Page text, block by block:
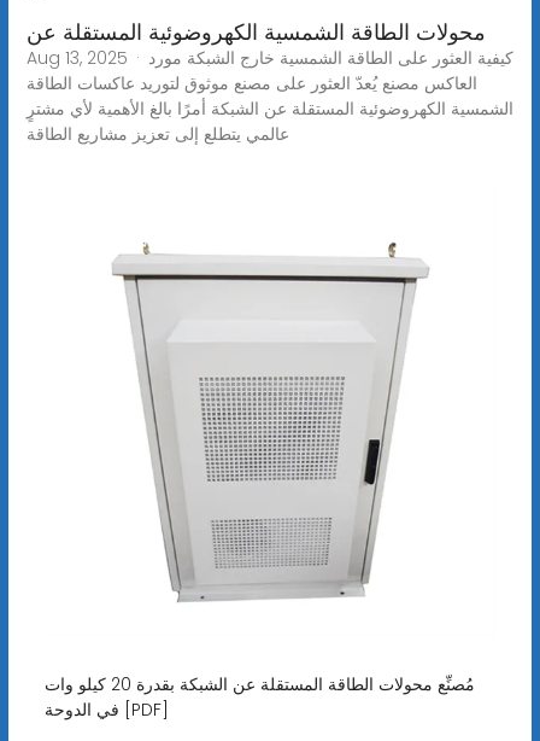
محولات الطاقة الشمسية الكهروضوئية المستقلة عن
Aug 13, 2025 · كيفية العثور على الطاقة الشمسية خارج الشبكة مورد
العاكس مصنع يُعدّ العثور على مصنع موثوق لتوريد عاكسات الطاقة
الشمسية الكهروضوئية المستقلة عن الشبكة أمرًا بالغ الأهمية لأي مشترٍ
عالمي يتطلع إلى تعزيز مشاريع الطاقة
مُصنِّع محولات الطاقة المستقلة عن الشبكة بقدرة 20 كيلو وات
في الدوحة [PDF]